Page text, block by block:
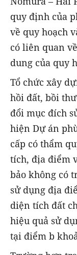
quy định của
về quy hoạch
có liên quan
dung của quy
Tổ chức xây
hồi đất, bồi
đổi mục đích
hiện Dự án
cấp có thẩm
tích, địa điểm
bảo không có
sử dụng địa
diện tích đất
hiệu quả sử
tại điểm b